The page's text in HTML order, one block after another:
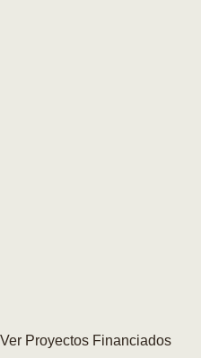
Ver Proyectos Financiados